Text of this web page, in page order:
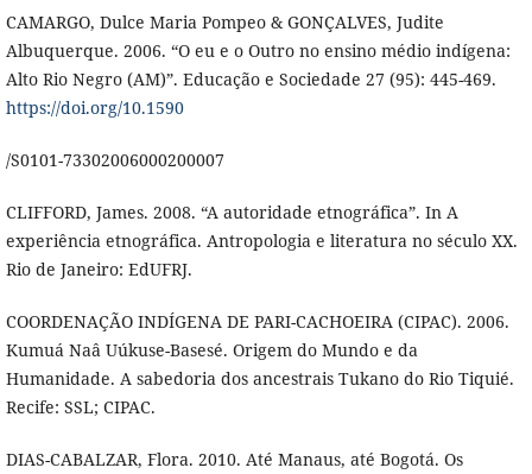
CAMARGO, Dulce Maria Pompeo & GONÇALVES, Judite
Albuquerque. 2006. “O eu e o Outro no ensino médio indígena:
Alto Rio Negro (AM)”. Educação e Sociedade 27 (95): 445-469.
https://doi.org/10.1590
/S0101-73302006000200007
CLIFFORD, James. 2008. “A autoridade etnográfica”. In A
experiência etnográfica. Antropologia e literatura no século XX.
Rio de Janeiro: EdUFRJ.
COORDENAÇÃO INDÍGENA DE PARI-CACHOEIRA (CIPAC). 2006.
Kumuá Naâ Uúkuse-Basesé. Origem do Mundo e da
Humanidade. A sabedoria dos ancestrais Tukano do Rio Tiquié.
Recife: SSL; CIPAC.
DIAS-CABALZAR, Flora. 2010. Até Manaus, até Bogotá. Os